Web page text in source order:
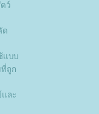
ว์
ด
แบบ
ถูก
และ